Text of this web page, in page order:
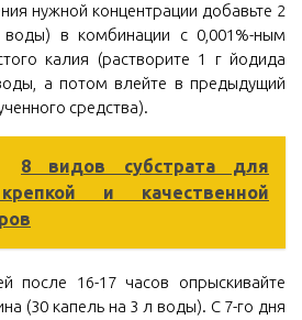
нужной концентрации добавьте 2
в комбинации с 0,001%-ным
калия (растворите 1 г йодида
а потом влейте в предыдущий
средства).
8 видов субстрата для
и качественной
после 16-17 часов опрыскивайте
(30 капель на 3 л воды). С 7-го дня